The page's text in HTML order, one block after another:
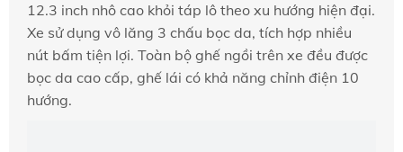
12.3 inch nhô cao khỏi táp lô theo xu hướng hiện đại.
Xe sử dụng vô lăng 3 chấu bọc da, tích hợp nhiều
nút bấm tiện lợi. Toàn bộ ghế ngồi trên xe đều được
bọc da cao cấp, ghế lái có khả năng chỉnh điện 10
hướng.